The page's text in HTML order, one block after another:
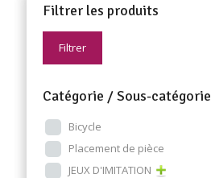
Filtrer les produits
Filtrer
Catégorie / Sous-catégorie
Bicycle
Placement de pièce
JEUX D'IMITATION